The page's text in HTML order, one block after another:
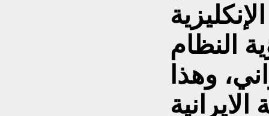
النظام
وهذا